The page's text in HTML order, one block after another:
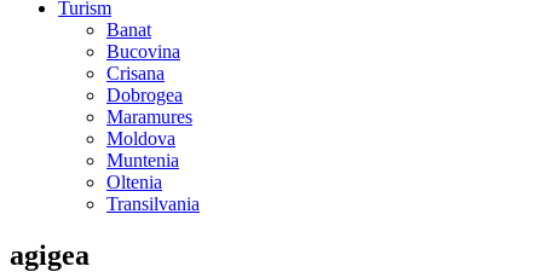
Turism
Banat
Bucovina
Crisana
Dobrogea
Maramures
Moldova
Muntenia
Oltenia
Transilvania
agigea